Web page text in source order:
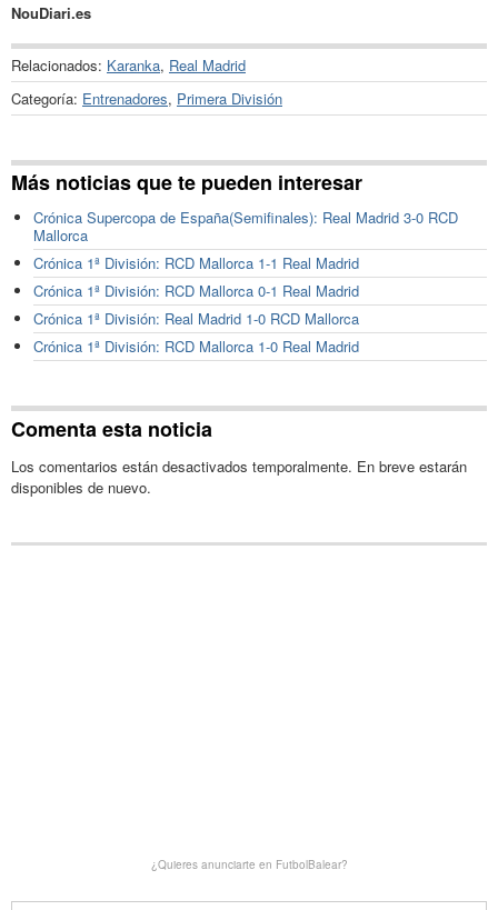
NouDiari.es
Relacionados: Karanka, Real Madrid
Categoría: Entrenadores, Primera División
Más noticias que te pueden interesar
Crónica Supercopa de España(Semifinales): Real Madrid 3-0 RCD
Mallorca
Crónica 1ª División: RCD Mallorca 1-1 Real Madrid
Crónica 1ª División: RCD Mallorca 0-1 Real Madrid
Crónica 1ª División: Real Madrid 1-0 RCD Mallorca
Crónica 1ª División: RCD Mallorca 1-0 Real Madrid
Comenta esta noticia
Los comentarios están desactivados temporalmente. En breve estarán
disponibles de nuevo.
¿Quieres anunciarte en FutbolBalear?